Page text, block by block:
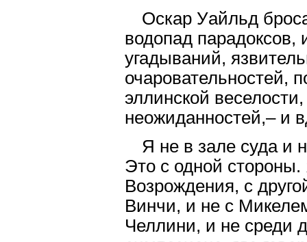
Оскар Уайльд
водопад парадоксов,
угадываний,
очаровательностей,
эллинской
неожиданностей,– и
Я не в зале суда и
Это с одной
Возрождения, с
Винчи, и не с
Челлини, и не среди